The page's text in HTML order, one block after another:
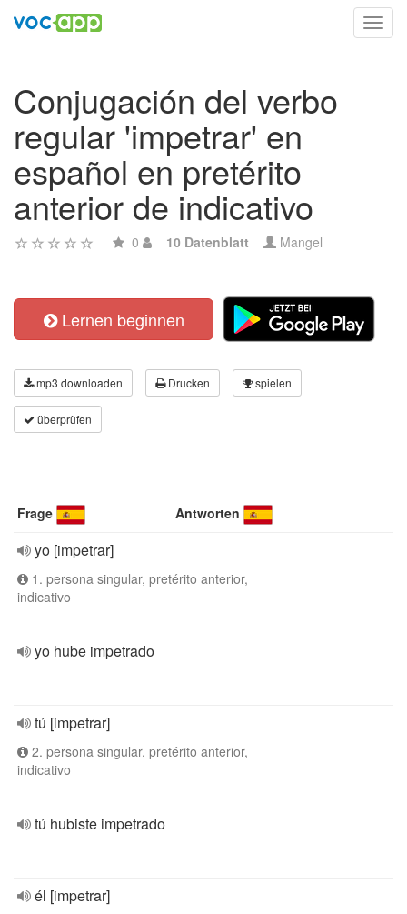
Conjugación del verbo
regular 'impetrar' en
español en pretérito
anterior de indicativo
0 10 Datenblatt Mangel
Lernen beginnen
mp3 downloaden Drucken spielen
überprüfen
Frage Antworten
yo [impetrar]
1. persona singular, pretérito anterior,
indicativo
yo hube impetrado
tú [impetrar]
2. persona singular, pretérito anterior,
indicativo
tú hubiste impetrado
él [impetrar]